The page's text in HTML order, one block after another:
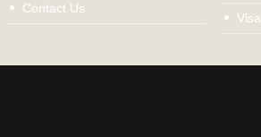
Contact Us
Visa